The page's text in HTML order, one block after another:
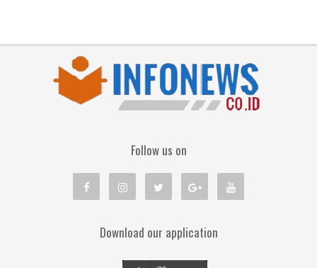
Follow us on
Download our application